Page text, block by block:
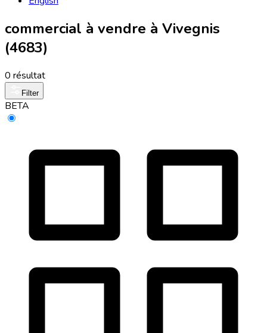
commercial à vendre à Vivegnis
(4683)
0 résultat
Filter
BETA